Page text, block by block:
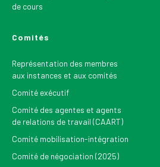
de cours
Comités
Représentation des membres
aux instances et aux comités
Comité exécutif
Comité des agentes et agents
de relations de travail (CAART)
Comité mobilisation-intégration
Comité de négociation (2025)